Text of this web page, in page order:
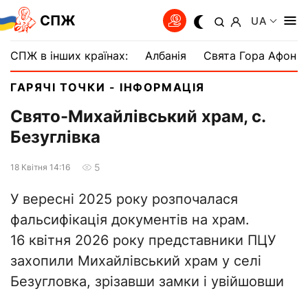
СПЖ UA
СПЖ в інших країнах: Албанія Свята Гора Афон
ГАРЯЧІ ТОЧКИ - ІНФОРМАЦІЯ
Свято-Михайлівський храм, с.
Безуглівка
18 Квiтня 14:16 5
У вересні 2025 року розпочалася
фальсифікація документів на храм.
16 квітня 2026 року представники ПЦУ
захопили Михайлівський храм у селі
Безугловка, зрізавши замки і увійшовши